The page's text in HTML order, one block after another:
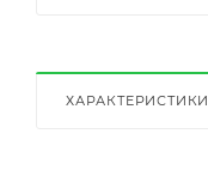
ХАРАКТЕРИСТИКИ